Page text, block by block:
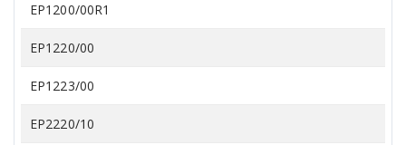
EP1200/00R1
EP1220/00
EP1223/00
EP2220/10